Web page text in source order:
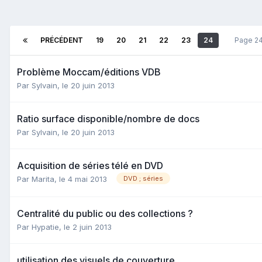
PRÉCÉDENT 19 20 21 22 23 24 Page
Problème Moccam/éditions VDB
Par Sylvain, le 20 juin 2013
Ratio surface disponible/nombre de docs
Par Sylvain, le 20 juin 2013
Acquisition de séries télé en DVD
Par Marita, le 4 mai 2013 DVD ; séries
Centralité du public ou des collections ?
Par Hypatie, le 2 juin 2013